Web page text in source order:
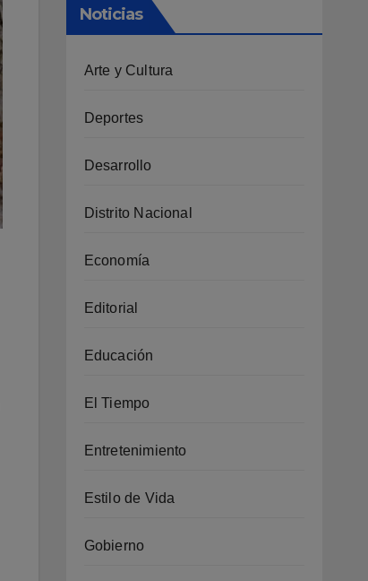
Noticias
Arte y Cultura
Deportes
Desarrollo
Distrito Nacional
Economía
Editorial
Educación
El Tiempo
Entretenimiento
Estilo de Vida
Gobierno